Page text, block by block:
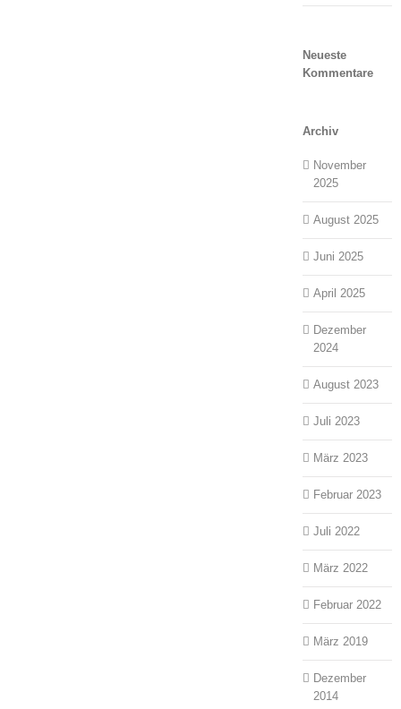
Neueste
Kommentare
Archiv
November
2025
August 2025
Juni 2025
April 2025
Dezember
2024
August 2023
Juli 2023
März 2023
Februar 2023
Juli 2022
März 2022
Februar 2022
März 2019
Dezember
2014